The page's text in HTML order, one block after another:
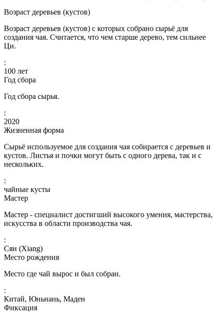
Возраст деревьев (кустов)
Возраст деревьев (кустов) с которых собрано сырьё для
создания чая. Считается, что чем старше дерево, тем сильнее
Ци.
:
100 лет
Год сбора
Год сбора сырья.
:
2020
Жизненная форма
Сырьё используемое для создания чая собирается с деревьев и
кустов. Листья и почки могут быть с одного дерева, так и с
нескольких.
:
чайные кусты
Мастер
Мастер - специалист достигший высокого умения, мастерства,
искусства в области производства чая.
:
Сян (Xiang)
Место рождения
Место где чай вырос и был собран.
:
Китай, Юньнань, Маден
Фиксация